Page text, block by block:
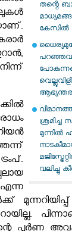
തന്റെ
കേസിൽ
ആഭ്യന്തര
ശ്രമിച്ച
മുന്നിൽ
വലിച്ചു